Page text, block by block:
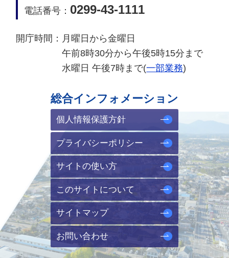
電話番号： 0299-43-1111
開庁時間： 月曜日から金曜日
午前8時30分から午後5時15分まで
水曜日 午後7時まで(一部業務)
総合インフォメーション
個人情報保護方針
プライバシーポリシー
サイトの使い方
このサイトについて
サイトマップ
お問い合わせ